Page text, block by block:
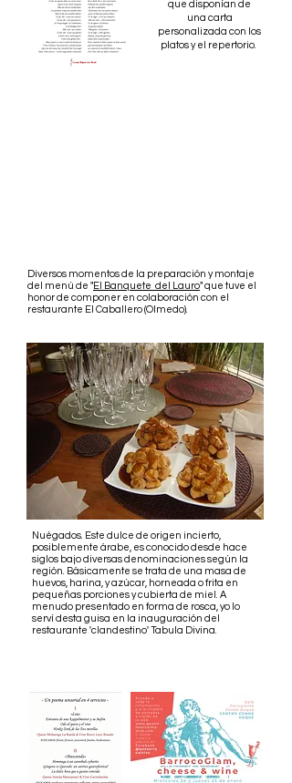
que disponían de
una carta
personalizada con los
platos y el repertorio.
Diversos momentos de la preparación y montaje
del menú de "El Banquete del Lauro" que tuve el
honor de componer en colaboración con el
restaurante El Caballero (Olmedo).
Nuégados. Este dulce de origen incierto,
posiblemente árabe, es conocido desde hace
siglos bajo diversas denominaciones según la
región. Básicamente se trata de una masa de
huevos, harina, y azúcar, horneada o frita en
pequeñas porciones y cubierta de miel. A
menudo presentado en forma de rosca, yo lo
serví desta guisa en la inauguración del
restaurante 'clandestino' Tabula Divina.